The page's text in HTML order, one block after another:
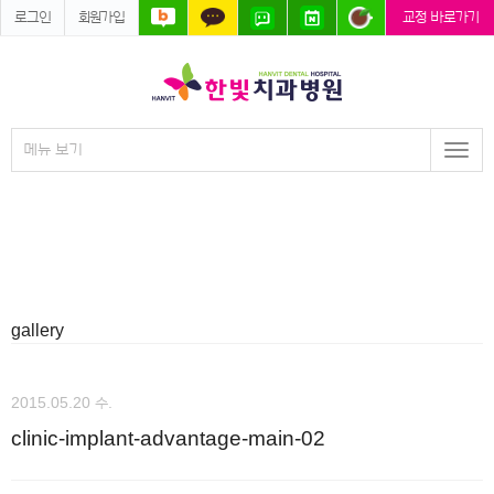
로그인 회원가입 교정 바로가기
메뉴 보기
gallery
2015.05.20 수.
clinic-implant-advantage-main-02